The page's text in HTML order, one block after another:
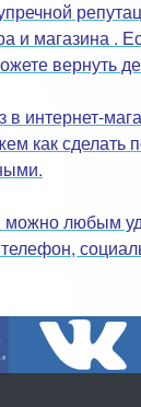
и магазина .
вернуть
в интернет-
как сделать
можно любым